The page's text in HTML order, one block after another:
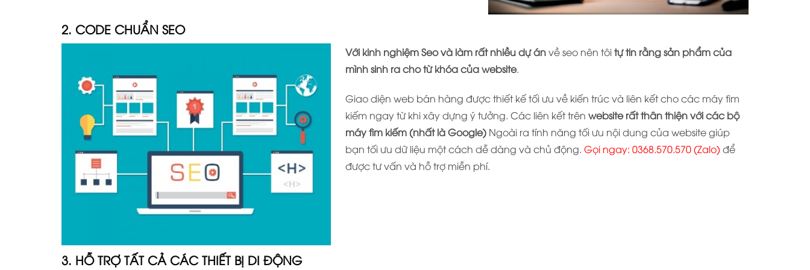
2. CODE CHUẨN SEO
Với kinh nghiệm Seo và làm rất nhiều dự ánvề seo nên tôitự tin rằng sản phẩm của
mình sinh ra cho từ khóa của website.
Giao diện web bán hàng được thiết kế tối ưu về kiến trúc và liên kết cho các máy tìm
kiếm ngay từ khi xây dựng ý tưởng. Các liên kết trên website rất thân thiện với các bộ
máy tìm kiếm (nhất là Google) Ngoài ra tính năng tối ưu nội dung của website giúp
bạn tối ưu dữ liệu một cách dễ dàng và chủ động. Gọi ngay: 0368.570.570(Zalo)để
được tư vấn và hỗ trợ miễn phí.
3. HỖ TRỢ TẤT CẢ CÁC THIẾT BỊ DI ĐỘNG